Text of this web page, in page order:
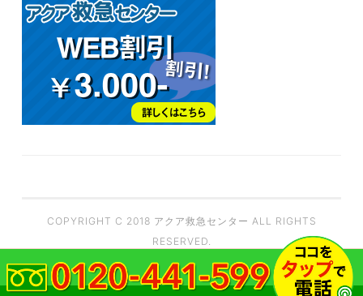
COPYRIGHT C 2018 アクア救急センター ALL RIGHTS
RESERVED.